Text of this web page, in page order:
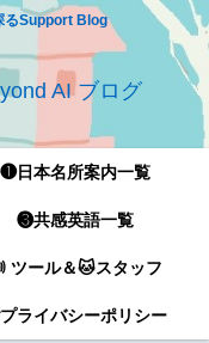
るSupport Blog
AI ブログ
❶日本名所案内一覧
❸共感英語一覧
ツール＆🐱スタッフ
ライバシーポリシー